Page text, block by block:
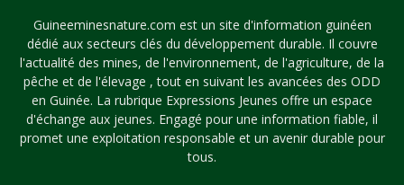
Guineeminesnature.com est un site d'information guinéen
dédié aux secteurs clés du développement durable. Il couvre
l'actualité des mines, de l'environnement, de l'agriculture, de la
pêche et de l'élevage , tout en suivant les avancées des ODD
en Guinée. La rubrique Expressions Jeunes offre un espace
d'échange aux jeunes. Engagé pour une information fiable, il
promet une exploitation responsable et un avenir durable pour
tous.